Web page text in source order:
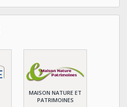
MAISON NATURE ET
PATRIMOINES